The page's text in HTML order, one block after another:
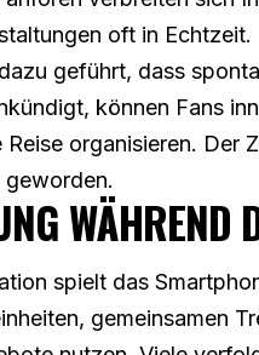
oft in Echtzeit.
geführt, dass
können Fans
organisieren. Der
geworden.
WÄHREND
spielt das
gemeinsamen